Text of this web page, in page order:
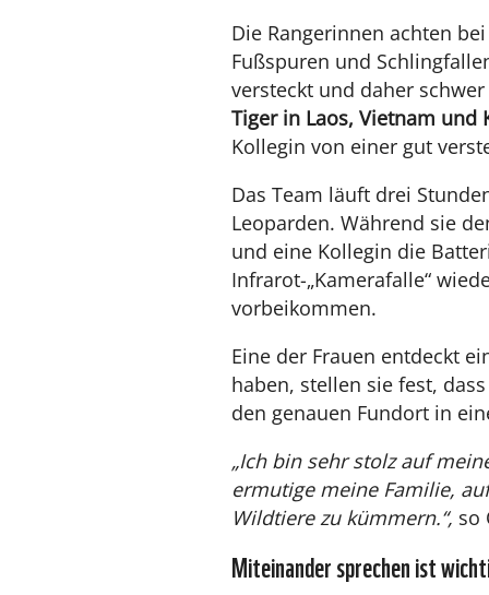
Die Rangerinnen achten
Fußspuren und
versteckt und daher
Tiger in Laos, Vietnam und
Kollegin von einer gut
Das Team läuft drei
Leoparden. Während sie
und eine Kollegin die
Infrarot-„Kamerafalle“
vorbeikommen.
Eine der Frauen entdeckt
haben, stellen sie fest,
den genauen Fundort in
„Ich bin sehr stolz auf
ermutige meine Familie,
Wildtiere zu kümmern.“, so
Miteinander sprechen ist